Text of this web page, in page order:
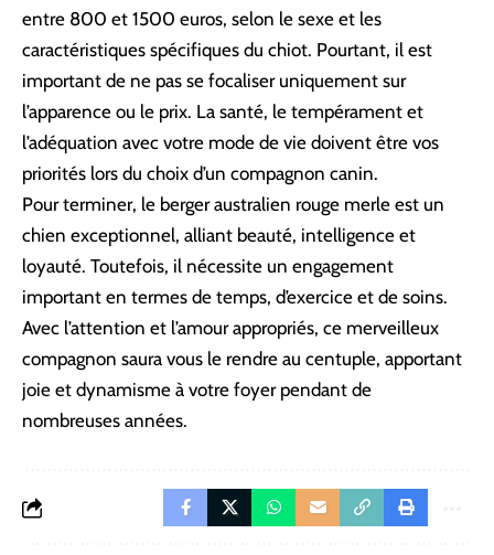
entre 800 et 1500 euros, selon le sexe et les
caractéristiques spécifiques du chiot. Pourtant, il est
important de ne pas se focaliser uniquement sur
l’apparence ou le prix. La santé, le tempérament et
l’adéquation avec votre mode de vie doivent être vos
priorités lors du choix d’un compagnon canin.
Pour terminer, le berger australien rouge merle est un
chien exceptionnel, alliant beauté, intelligence et
loyauté. Toutefois, il nécessite un engagement
important en termes de temps, d’exercice et de soins.
Avec l’attention et l’amour appropriés, ce merveilleux
compagnon saura vous le rendre au centuple, apportant
joie et dynamisme à votre foyer pendant de
nombreuses années.